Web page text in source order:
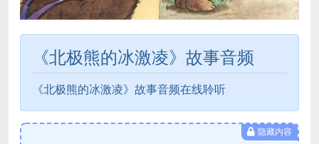
《北极熊的冰激凌》故事音频
《北极熊的冰激凌》故事音频在线聆听
隐藏内容